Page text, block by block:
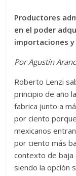
Productores
en el poder
importaciones
Por Agustín
Roberto Lenzi
principio de año
fabrica junto a
por ciento
mexicanos
por ciento más
contexto de baja
siendo la opción